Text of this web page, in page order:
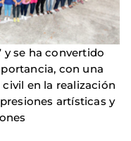
y se ha convertido
con una
en la realización
artísticas y